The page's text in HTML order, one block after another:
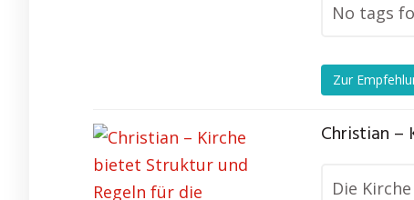
No tags
Zur
Christian –
Die